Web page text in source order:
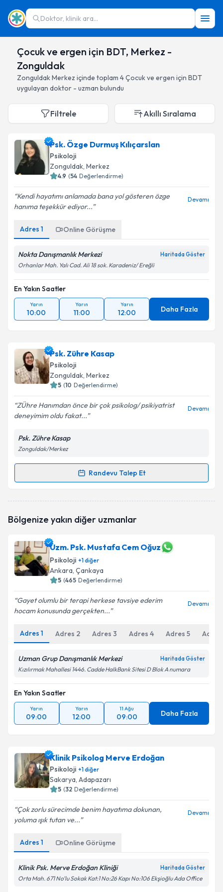
Doktor, klinik ara...
Çocuk ve ergen için BDT, Merkez -
Zonguldak
ZonguldakMerkez içinde toplam 4Çocuk ve ergen için BDT
uygulayan doktor - uzman bulundu
Filtrele Akıllı Sıralama
Psk. Özge Durmuş Kılıçarslan
Psikoloji
Zonguldak, Merkez
4.9 (54 Değerlendirme)
Kendi hayatımı anlamada bana yol gösteren özge
hanıma teşekkür ediyor...
Devamı
Adres 1 Online Görüşme
Nokta Danışmanlık Merkezi Haritada Göster
Orhanlar Mah. Yalı Cad. Ali 18 sok. Karadeniz/ Ereğli
En Yakın Saatler
Yarın
10:00
Yarın
11:00
Yarın
12:00 Daha Fazla
Psk. Zühre Kasap
Psikoloji
Zonguldak, Merkez
5 (10 Değerlendirme)
ZÜhre Hanımdan önce bir çok psikolog/ psikiyatrist
deneyimim oldu fakat...
Devamı
Psk. Zühre Kasap
Zonguldak/Merkez
Randevu Talep Et
Randevu Takvimi Talebi
oluşturun. Size bu uzmandan randevu almanız için bir
E-posta Adresiniz
Kişisel verilerimin işlenmesine ilişkinAydınlatma
Metni'ni okudum ve kişisel verilerimin belirtilen
Bölgenize yakın diğer uzmanlar
Uzm. Psk. Mustafa Cem Oğuz
Psikoloji +1diğer
Ankara, Çankaya
5 (465 Değerlendirme)
Gayet olumlu bir terapi herkese tavsiye ederim
hocam konusunda gerçekten...
Devamı
Adres 1 Adres 2 Adres 3 Adres 4 Adres 5 Adres
Uzman Grup Danışmanlık Merkezi Haritada Göster
Kızılırmak Mahallesi 1446. Cadde HalkBank Sitesi D Blok A numara
En Yakın Saatler
Yarın
09:00
Yarın
12:00
11 Ağu
09:00 Daha Fazla
Klinik Psikolog Merve Erdoğan
Psikoloji +1diğer
Sakarya, Adapazarı
5 (32 Değerlendirme)
Çok zorlu sürecimde benim hayatıma dokunan,
yoluma ışık tutan ve...
Devamı
Adres 1 Online Görüşme
Klinik Psk. Merve Erdoğan Kliniği Haritada Göster
Orta Mah. 671 No’lu Sokak Kat:1 No:26 Kapı No:106 Ekşioğlu Ada Office